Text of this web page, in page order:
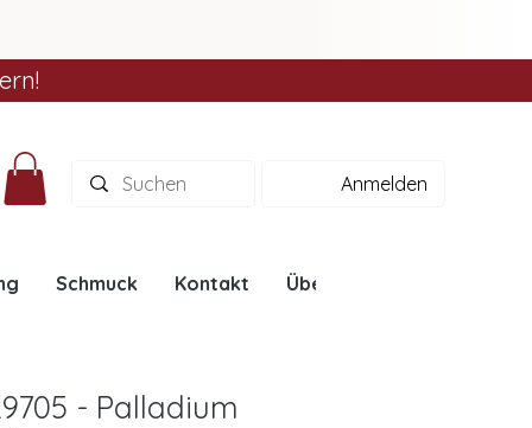
Anmelden
Schmuck Kontakt Über uns
- Palladium